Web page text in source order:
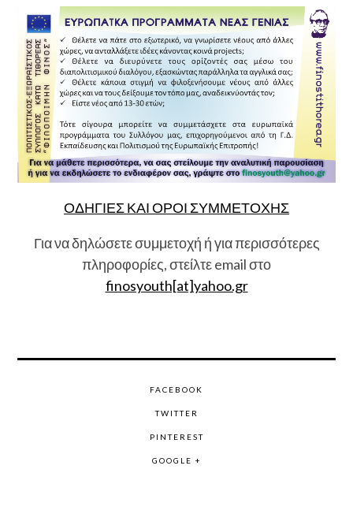
ΟΔΗΓΙΕΣ ΚΑΙ ΟΡΟΙ ΣΥΜΜΕΤΟΧΗΣ
Για να δηλώσετε συμμετοχή ή για περισσότερες
πληροφορίες, στείλτε email στο
finosyouth[at]yahoo.gr
FACEBOOK
TWITTER
PINTEREST
GOOGLE +